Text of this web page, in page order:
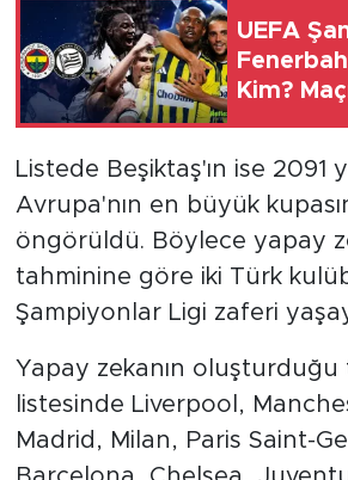
UEFA
Kim?
Listede Beşiktaş'ın ise 2091
Avrupa'nın en büyük
öngörüldü. Böylece yapay
tahminine göre iki Türk
Şampiyonlar Ligi zaferi
Yapay zekanın oluşturduğu
listesinde Liverpool,
Madrid, Milan, Paris Saint-